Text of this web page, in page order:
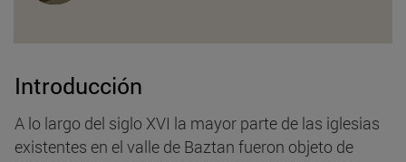
Introducción
A lo largo del siglo XVI la mayor parte de las iglesias
existentes en el valle de Baztan fueron objeto de